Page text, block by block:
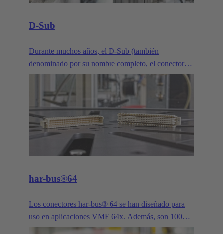
D-Sub
Durante muchos años, el D-Sub (también
denominado por su nombre completo, el conector
D-sub miniatura) ha proporcionado una solución
fiable para señales de bus en aplicaciones
industriales. Se ofrecen en más variantes, recuentos
de polos, bases, contactos y versiones que
prácticamente cualquier otro conector industrial. Su
prolongado historial y evolución continua han
convertido a la serie D-Sub, por ejemplo High
ejemplos, en la interfaz de uso universal para
har-bus®64
Los conectores har-bus® 64 se han diseñado para
uso en aplicaciones VME 64x. Además, son 100%
compatibles con modelos anteriores y posteriores de